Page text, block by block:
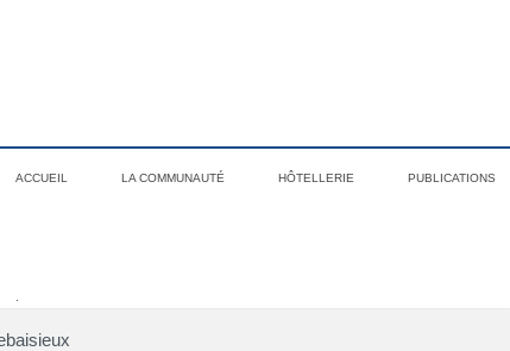
ACCUEIL LA COMMUNAUTÉ HÔTELLERIE PUBLICATIONS